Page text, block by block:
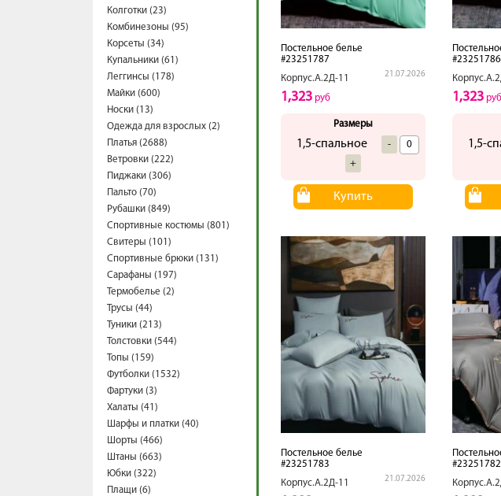
Колготки (23)
Комбинезоны (95)
Корсеты (34)
Купальники (61)
Леггинсы (178)
Майки (600)
Носки (13)
Одежда для взрослых (2)
Платья (2688)
Ветровки (222)
Пиджаки (306)
Пальто (70)
Рубашки (849)
Спортивные костюмы (801)
Свитеры (101)
Спортивные брюки (131)
Сарафаны (197)
Термобелье (2)
Трусы (44)
Туники (213)
Толстовки (544)
Топы (159)
Футболки (1532)
Фартуки (3)
Халаты (41)
Шарфы и платки (40)
Шорты (466)
Штаны (663)
Юбки (322)
Плащи (6)
Постельное белье
#23251787
Корпус.А.2Д-11
21.07.2026
1,323 руб
Размеры
1,5-спальное
-
+
Купить
#23251786
1,323руб
1,5-
Постельное белье
#23251783
Корпус.А.2Д-11
21.07.2026
#23251782